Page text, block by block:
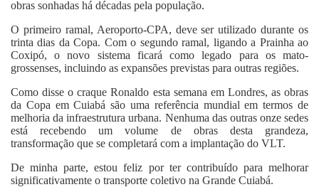
obras sonhadas há décadas pela população.
O primeiro ramal, Aeroporto-CPA, deve ser utilizado durante os
trinta dias da Copa. Com o segundo ramal, ligando a Prainha ao
Coxipó, o novo sistema ficará como legado para os mato-
grossenses, incluindo as expansões previstas para outras regiões.
Como disse o craque Ronaldo esta semana em Londres, as obras
da Copa em Cuiabá são uma referência mundial em termos de
melhoria da infraestrutura urbana. Nenhuma das outras onze sedes
está recebendo um volume de obras desta grandeza,
transformação que se completará com a implantação do VLT.
De minha parte, estou feliz por ter contribuído para melhorar
significativamente o transporte coletivo na Grande Cuiabá.